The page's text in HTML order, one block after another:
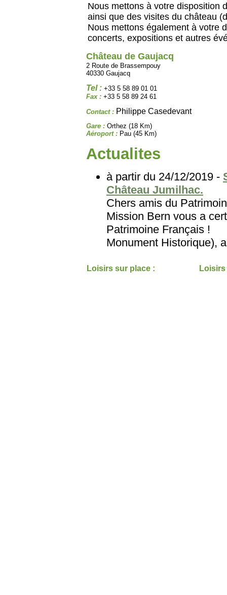
Nous mettons à votre disposition
ainsi que des visites du château
Nous mettons également à votre
concerts, expositions et autres
Château de Gaujacq
2 Route de Brassempouy
40330 Gaujacq
Tel : +33 5 58 89 01 01
Fax : +33 5 58 89 24 61
Contact : Philippe Casedevant
Gare : Orthez (18 Km)
Aéroport : Pau (45 Km)
Actualites
à partir du 24/12/2019 -
Château Jumilhac.
Chers amis du
Mission Bern vous a
Patrimoine
Monument Historique),
Loisirs sur place :